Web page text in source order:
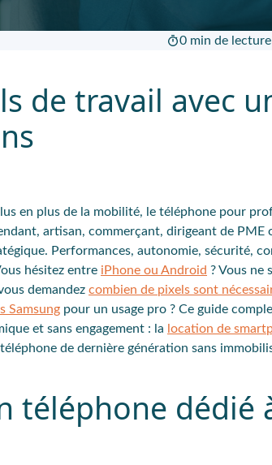
0 min de lecture
de travail avec
en plus de la mobilité, le téléphone pour
artisan, commerçant, dirigeant de PME
Performances, autonomie, sécurité,
hésitez entre iPhone ou Android ? Vous ne
demandez combien de pixels sont
Samsung pour un usage pro ? Ce guide
et sans engagement : la location de
téléphone de dernière génération sans
téléphone dédié